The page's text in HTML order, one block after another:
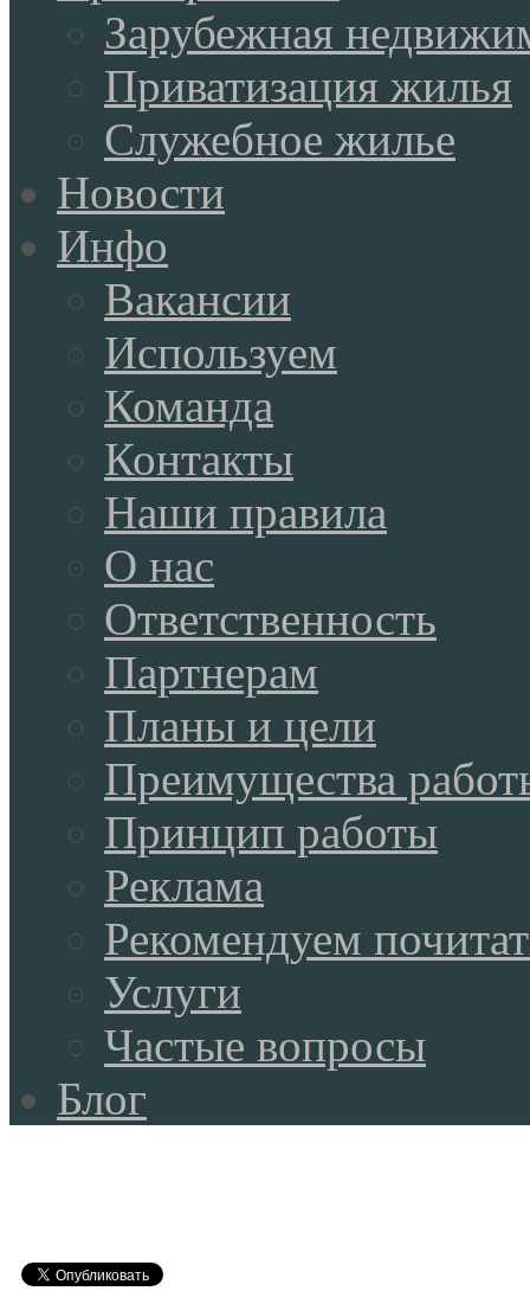
Зарубежная
Приватизация жилья
Служебное жилье
Новости
Инфо
Вакансии
Используем
Команда
Контакты
Наши правила
О нас
Ответственность
Партнерам
Планы и цели
Преимущества
Принцип работы
Реклама
Рекомендуем
Услуги
Частые вопросы
Блог